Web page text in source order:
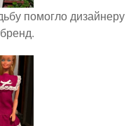
помогло дизайнеру